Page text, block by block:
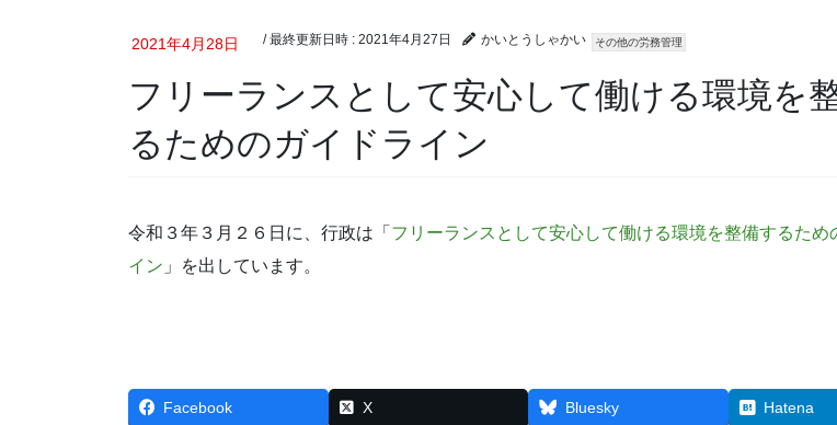
2021年4月28日 / 最終更新日時 : 2021年4月27日 かいとうしゃかい その他の労務管理
フリーランスとして安心して働ける環境を
るためのガイドライン
令和３年３月２６日に、行政は「 フリーランスとして安心して働ける環境を整備するため
イン 」を出しています。
Facebook X Bluesky Hatena